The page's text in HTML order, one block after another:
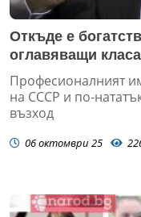
Откъде е
оглавяващи
Професионалният
на СССР и по-
възход
06 октомври 25